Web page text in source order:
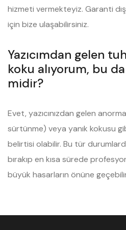
hizmeti vermekteyiz. Garanti dışı
için bize ulaşabilirsiniz.
Yazıcımdan gelen
koku alıyorum, bu
midir?
Evet, yazıcınızdan gelen anormal
sürtünme) veya yanık kokusu
belirtisi olabilir. Bu tür durumlarda
bırakıp en kısa sürede
büyük hasarların önüne